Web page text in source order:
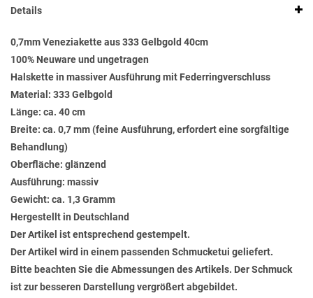
Details
0,7mm Veneziakette aus 333 Gelbgold 40cm
100% Neuware und ungetragen
Halskette in massiver Ausführung mit Federringverschluss
Material: 333 Gelbgold
Länge: ca. 40 cm
Breite: ca. 0,7 mm (feine Ausführung, erfordert eine sorgfältige
Behandlung)
Oberfläche: glänzend
Ausführung: massiv
Gewicht: ca. 1,3 Gramm
Hergestellt in Deutschland
Der Artikel ist entsprechend gestempelt.
Der Artikel wird in einem passenden Schmucketui geliefert.
Bitte beachten Sie die Abmessungen des Artikels. Der Schmuck
ist zur besseren Darstellung vergrößert abgebildet.